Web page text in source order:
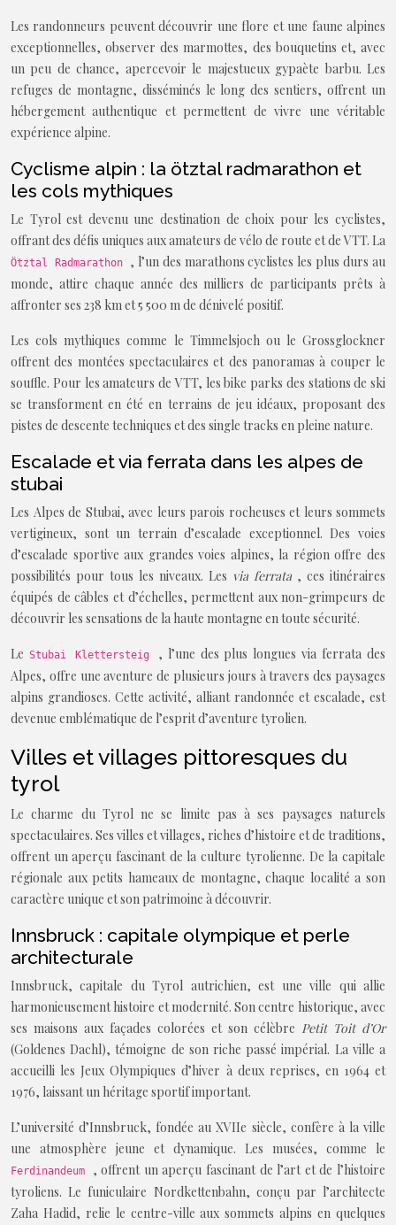
Les randonneurs peuvent découvrir une flore et une faune alpines
exceptionnelles, observer des marmottes, des bouquetins et, avec
un peu de chance, apercevoir le majestueux gypaète barbu. Les
refuges de montagne, disséminés le long des sentiers, offrent un
hébergement authentique et permettent de vivre une véritable
expérience alpine.
Cyclisme alpin : la ötztal radmarathon et
les cols mythiques
Le Tyrol est devenu une destination de choix pour les cyclistes,
offrant des défis uniques aux amateurs de vélo de route et de VTT. La
Ötztal Radmarathon , l’un des marathons cyclistes les plus durs au
monde, attire chaque année des milliers de participants prêts à
affronter ses 238 km et 5 500 m de dénivelé positif.
Les cols mythiques comme le Timmelsjoch ou le Grossglockner
offrent des montées spectaculaires et des panoramas à couper le
souffle. Pour les amateurs de VTT, les bike parks des stations de ski
se transforment en été en terrains de jeu idéaux, proposant des
pistes de descente techniques et des single tracks en pleine nature.
Escalade et via ferrata dans les alpes de
stubai
Les Alpes de Stubai, avec leurs parois rocheuses et leurs sommets
vertigineux, sont un terrain d’escalade exceptionnel. Des voies
d’escalade sportive aux grandes voies alpines, la région offre des
possibilités pour tous les niveaux. Les via ferrata , ces itinéraires
équipés de câbles et d’échelles, permettent aux non-grimpeurs de
découvrir les sensations de la haute montagne en toute sécurité.
Le Stubai Klettersteig , l’une des plus longues via ferrata des
Alpes, offre une aventure de plusieurs jours à travers des paysages
alpins grandioses. Cette activité, alliant randonnée et escalade, est
devenue emblématique de l’esprit d’aventure tyrolien.
Villes et villages pittoresques du
tyrol
Le charme du Tyrol ne se limite pas à ses paysages naturels
spectaculaires. Ses villes et villages, riches d’histoire et de traditions,
offrent un aperçu fascinant de la culture tyrolienne. De la capitale
régionale aux petits hameaux de montagne, chaque localité a son
caractère unique et son patrimoine à découvrir.
Innsbruck : capitale olympique et perle
architecturale
Innsbruck, capitale du Tyrol autrichien, est une ville qui allie
harmonieusement histoire et modernité. Son centre historique, avec
ses maisons aux façades colorées et son célèbre Petit Toit d’Or
(Goldenes Dachl), témoigne de son riche passé impérial. La ville a
accueilli les Jeux Olympiques d’hiver à deux reprises, en 1964 et
1976, laissant un héritage sportif important.
L’université d’Innsbruck, fondée au XVIIe siècle, confère à la ville
une atmosphère jeune et dynamique. Les musées, comme le
Ferdinandeum , offrent un aperçu fascinant de l’art et de l’histoire
tyroliens. Le funiculaire Nordkettenbahn, conçu par l’architecte
Zaha Hadid, relie le centre-ville aux sommets alpins en quelques